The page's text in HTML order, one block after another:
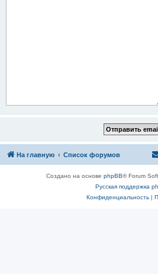
На главную Список форумов
Создано на основе phpBB® Forum
Русская поддержка
Конфиденциальность|